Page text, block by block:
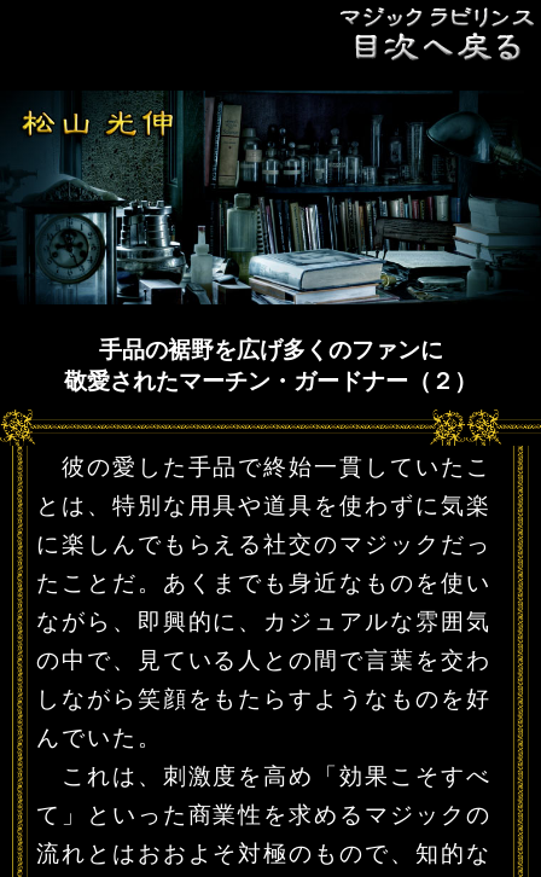
手品の裾野を広げ多くのファンに
敬愛されたマーチン・ガードナー（２）
彼の愛した手品で終始一貫していたこ
とは、特別な用具や道具を使わずに気楽
に楽しんでもらえる社交のマジックだっ
たことだ。あくまでも身近なものを使い
ながら、即興的に、カジュアルな雰囲気
の中で、見ている人との間で言葉を交わ
しながら笑顔をもたらすようなものを好
んでいた。
これは、刺激度を高め「効果こそすべ
て」といった商業性を求めるマジックの
流れとはおおよそ対極のもので、知的な